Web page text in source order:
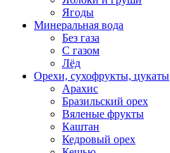
Ягоды
Минеральная вода
Без газа
С газом
Лёд
Орехи, сухофрукты, цукаты
Арахис
Бразильский орех
Вяленые фрукты
Каштан
Кедровый орех